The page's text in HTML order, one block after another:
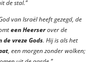
stal.’’
God van Israël heeft gezegd, de
een Heerserover de
de vreze Gods. Hij is als het
, een morgen zonder wolken;